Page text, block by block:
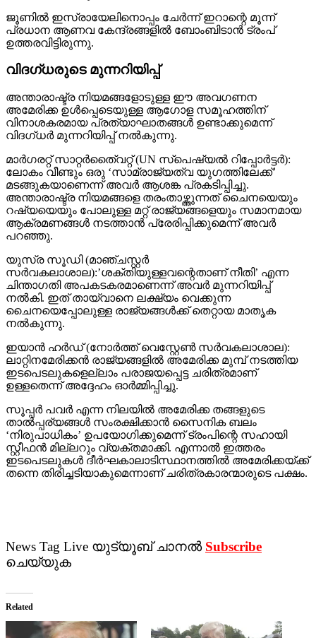
ജൂണില്‍ ഇസ്രായേലിനൊപ്പം ചേര്‍ന്ന് ഇറാന്റെ മൂന്ന്
പ്രധാന ആണവ കേന്ദ്രങ്ങളില്‍ ബോംബിടാന്‍ ട്രംപ്
ഉത്തരവിട്ടിരുന്നു.
വിദഗ്ധരുടെ മുന്നറിയിപ്പ്
അന്താരാഷ്ട്ര നിയമങ്ങളോടുള്ള ഈ അവഗണന
അമേരിക്ക ഉള്‍പ്പെടെയുള്ള ആഗോള സമൂഹത്തിന്
വിനാശകരമായ പ്രത്യാഘാതങ്ങള്‍ ഉണ്ടാക്കുമെന്ന്
വിദഗ്ധര്‍ മുന്നറിയിപ്പ് നല്‍കുന്നു.
മാര്‍ഗരറ്റ് സാറ്റര്‍തൈ്വറ്റ് (UN സ്‌പെഷ്യല്‍ റിപ്പോര്‍ട്ടര്‍):
ലോകം വീണ്ടും ഒരു ‘സാമ്രാജ്യത്വ യുഗത്തിലേക്ക്’
മടങ്ങുകയാണെന്ന് അവര്‍ ആശങ്ക പ്രകടിപ്പിച്ചു.
അന്താരാഷ്ട്ര നിയമങ്ങളെ തരംതാഴ്ത്തുന്നത് ചൈനയെയും
റഷ്യയെയും പോലുള്ള മറ്റ് രാജ്യങ്ങളെയും സമാനമായ
ആക്രമണങ്ങള്‍ നടത്താന്‍ പ്രേരിപ്പിക്കുമെന്ന് അവര്‍
പറഞ്ഞു.
യുസ്ര സൂഡി (മാഞ്ചസ്റ്റര്‍
സര്‍വകലാശാല):’ശക്തിയുള്ളവന്റെതാണ് നീതി’ എന്ന
ചിന്താഗതി അപകടകരമാണെന്ന് അവര്‍ മുന്നറിയിപ്പ്
നല്‍കി. ഇത് തായ്വാനെ ലക്ഷ്യം വെക്കുന്ന
ചൈനയെപ്പോലുള്ള രാജ്യങ്ങള്‍ക്ക് തെറ്റായ മാതൃക
നല്‍കുന്നു.
ഇയാന്‍ ഹര്‍ഡ് (നോര്‍ത്ത് വെസ്റ്റേണ്‍ സര്‍വകലാശാല):
ലാറ്റിനമേരിക്കന്‍ രാജ്യങ്ങളില്‍ അമേരിക്ക മുമ്പ് നടത്തിയ
ഇടപെടലുകളെല്ലാം പരാജയപ്പെട്ട ചരിത്രമാണ്
ഉള്ളതെന്ന് അദ്ദേഹം ഓര്‍മ്മിപ്പിച്ചു.
സൂപ്പര്‍ പവര്‍ എന്ന നിലയില്‍ അമേരിക്ക തങ്ങളുടെ
താല്‍പ്പര്യങ്ങള്‍ സംരക്ഷിക്കാന്‍ സൈനിക ബലം
‘നിരുപാധികം’ ഉപയോഗിക്കുമെന്ന് ട്രംപിന്റെ സഹായി
സ്റ്റീഫന്‍ മില്ലറും വ്യക്തമാക്കി. എന്നാല്‍ ഇത്തരം
ഇടപെടലുകള്‍ ദീര്‍ഘകാലാടിസ്ഥാനത്തില്‍ അമേരിക്കയ്ക്ക്
തന്നെ തിരിച്ചടിയാകുമെന്നാണ് ചരിത്രകാരന്മാരുടെ പക്ഷം.
News Tag Live യുട്യൂബ് ചാനല്‍ Subscribe
ചെയ്യുക
Related